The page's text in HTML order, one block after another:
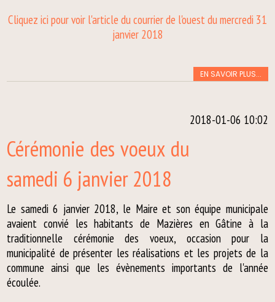
Cliquez ici pour voir l'article du courrier de l'ouest du mercredi 31
janvier 2018
EN SAVOIR PLUS...
2018-01-06 10:02
Cérémonie des voeux du
samedi 6 janvier 2018
Le samedi 6 janvier 2018, le Maire et son équipe municipale
avaient convié les habitants de Mazières en Gâtine à la
traditionnelle cérémonie des voeux, occasion pour la
municipalité de présenter les réalisations et les projets de la
commune ainsi que les évènements importants de l'année
écoulée.